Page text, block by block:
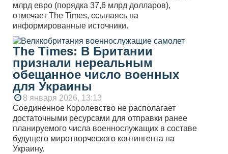
млрд евро (порядка 37,6 млрд долларов),
отмечает The Times, ссылаясь на
информированные источники.
The Times: В Британии
признали нереальным
обещанное число военных
для Украины
8 января 2026, 13:13
Соединенное Королевство не располагает
достаточными ресурсами для отправки ранее
планируемого числа военнослужащих в составе
будущего миротворческого контингента на
Украину.